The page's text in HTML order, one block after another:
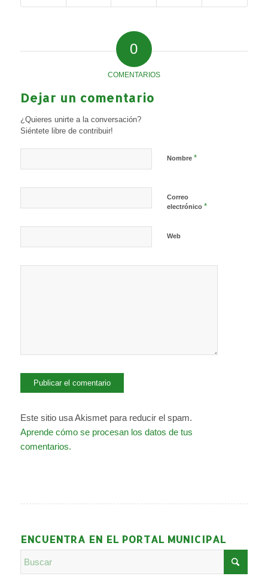
0
COMENTARIOS
Dejar un comentario
¿Quieres unirte a la conversación?
Siéntete libre de contribuir!
Nombre *
Correo
electrónico *
Web
Este sitio usa Akismet para reducir el spam.
Aprende cómo se procesan los datos de tus
comentarios.
ENCUENTRA EN EL PORTAL MUNICIPAL